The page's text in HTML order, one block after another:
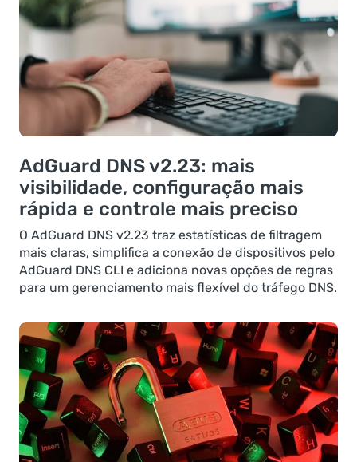
AdGuard DNS v2.23: mais
visibilidade, configuração mais
rápida e controle mais preciso
O AdGuard DNS v2.23 traz estatísticas de filtragem
mais claras, simplifica a conexão de dispositivos pelo
AdGuard DNS CLI e adiciona novas opções de regras
para um gerenciamento mais flexível do tráfego DNS.